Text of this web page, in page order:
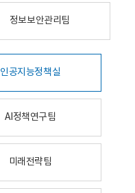
정보보안관리팀
인공지능정책실
AI정책연구팀
미래전략팀